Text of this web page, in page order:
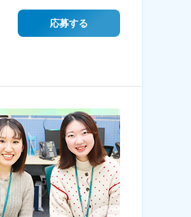
応募する